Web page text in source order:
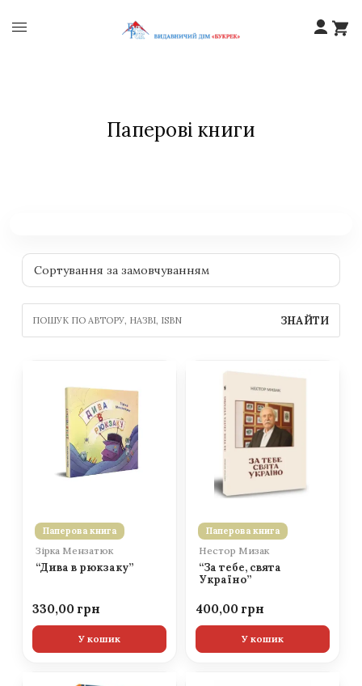
Паперові книги
ЗНАЙТИ
Паперова книга
Зірка Мензатюк
“Дива в рюкзаку”
330,00
У кошик
Паперова книга
Нестор Мизак
“За тебе, свята
Україно”
400,00
У кошик